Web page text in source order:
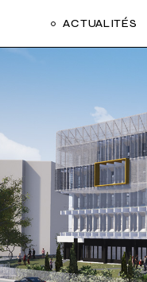
ACTUALITÉS